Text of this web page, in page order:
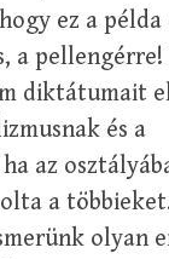
ez a példa
a pellengérre!
diktátumait
és a
az
a
olyan